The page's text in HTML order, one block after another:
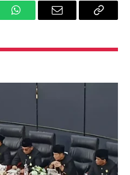
WhatsAppEmail
Copy